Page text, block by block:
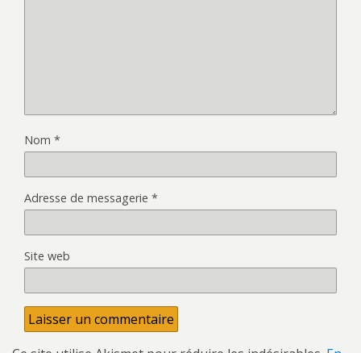
Nom *
Adresse de messagerie *
Site web